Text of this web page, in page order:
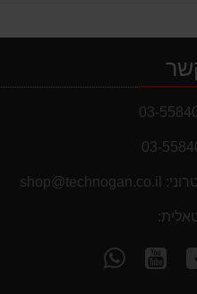
03-
03-
shop@technogan.co.il
עקוב
אחרינו
עקוב
אחרינו